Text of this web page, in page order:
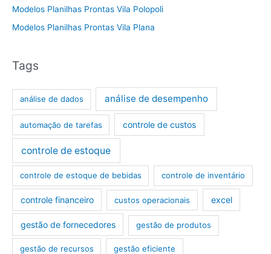
Modelos Planilhas Prontas Vila Polopoli
Modelos Planilhas Prontas Vila Plana
Tags
análise de dados análise de desempenho
automação de tarefas controle de custos
controle de estoque
controle de estoque de bebidas controle de inventário
controle financeiro custos operacionais excel
gestão de fornecedores gestão de produtos
gestão de recursos gestão eficiente